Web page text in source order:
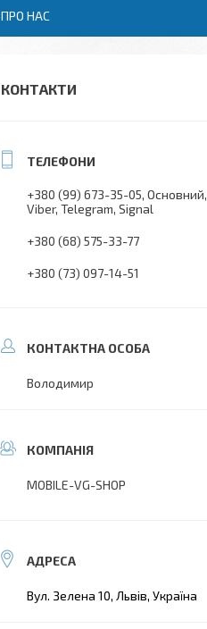
ПРО НАС
КОНТАКТИ
+380 (99) 673-35-05 Основний,
Viber, Telegram, Signal
+380 (68) 575-33-77
+380 (73) 097-14-51
Володимир
MOBILE-VG-SHOP
Вул. Зелена 10, Львів, Україна